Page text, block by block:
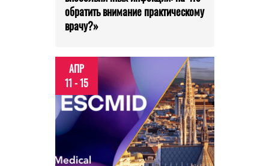
обратить внимание практическому
врачу?»
АПР
11 - 15